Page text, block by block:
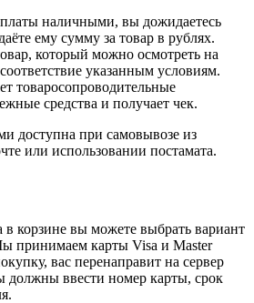
наличными, вы дожидаетесь
ему сумму за товар в рублях.
который можно осмотреть на
указанным условиям.
товаросопроводительные
средства и получает чек.
доступна при самовывозе из
или использовании постамата.
корзине вы можете выбрать вариант
принимаем карты Visa и Master
вас перенаправит на сервер
должны ввести номер карты, срок